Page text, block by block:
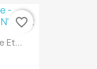
Et...
favorite_border